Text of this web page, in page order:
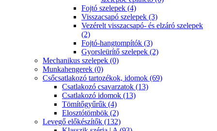
Fojtó szelepek (4)
Visszacsapó szelepek (3)
Vezérelt visszacsapó- és elzáró szelepek
(2)
Fojtó-hangtompítók (3)
Gyorsleürítő szelepek (2)
Mechanikus szelepek (0)
Munkahengerek (0)
Csőcsatlakozó tartozékok, idomok (69)
Csatlakozó csavarzatok (13)
Csatlakozó idomok (13)
Tömítőgyűrűk (4)
Elosztótömbök (2)
Levegő előkészítők (132)